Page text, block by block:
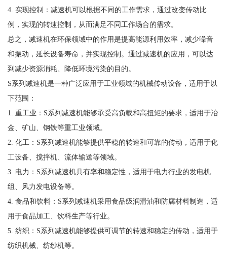
4. 实现控制：减速机可以根据不同的工作需求，通过改变传动比
例，实现的转速控制，从而满足不同工作场合的需求。
总之，减速机在环保领域中的作用是提高能源利用效率，减少噪音
和振动，延长设备寿命，并实现控制。通过减速机的应用，可以达
到减少资源消耗、降低环境污染的目的。
S系列减速机是一种广泛应用于工业领域的机械传动设备，适用于以
下范围：
1. 重工业：S系列减速机能够承受高负载和高扭矩的要求，适用于冶
金、矿山、钢铁等重工业领域。
2. 化工：S系列减速机能够提供平稳的转速和可靠的传动，适用于化
工设备、搅拌机、流体输送等领域。
3. 电力：S系列减速机具有率和稳定性，适用于电力行业的发电机
组、风力发电设备等。
4. 食品和饮料：S系列减速机采用食品级润滑油和防腐材料制造，适
用于食品加工、饮料生产等行业。
5. 纺织：S系列减速机能够提供可调节的转速和稳定的传动，适用于
纺织机械、纺纱机等。